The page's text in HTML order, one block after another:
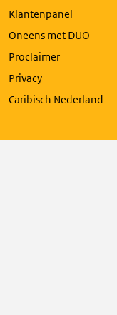
Klantenpanel
Oneens met DUO
Proclaimer
Privacy
Caribisch Nederland